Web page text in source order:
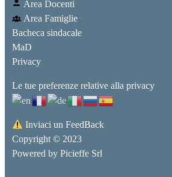
Area Docenti
Area Famiglie
Bacheca sindacale
MaD
Privacy
Le tue preferenze relative alla privacy
Inviaci un FeedBack
Copyright © 2023
Powered by Picieffe Srl